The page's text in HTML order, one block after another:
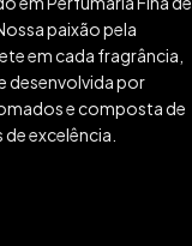
paixão pela
em cada fragrância,
desenvolvida por
e composta de
excelência.